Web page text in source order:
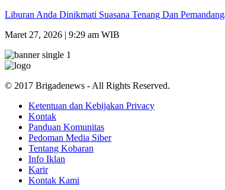
Liburan Anda Dinikmati Suasana Tenang Dan
Maret 27, 2026 | 9:29 am WIB
© 2017 Brigadenews - All Rights Reserved.
Ketentuan dan Kebijakan Privacy
Kontak
Panduan Komunitas
Pedoman Media Siber
Tentang Kobaran
Info Iklan
Karir
Kontak Kami